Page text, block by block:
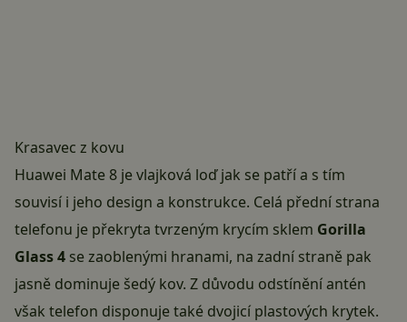
Krasavec z kovu
Huawei Mate 8 je vlajková loď jak se patří a s tím
souvisí i jeho design a konstrukce. Celá přední strana
telefonu je překryta tvrzeným krycím sklem Gorilla
Glass 4 se zaoblenými hranami, na zadní straně pak
jasně dominuje šedý kov. Z důvodu odstínění antén
však telefon disponuje také dvojicí plastových krytek.